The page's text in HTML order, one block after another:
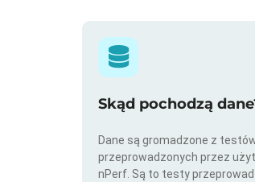
Skąd pochodzą
Dane są gromadzone z
przeprowadzonych przez
nPerf. Są to testy